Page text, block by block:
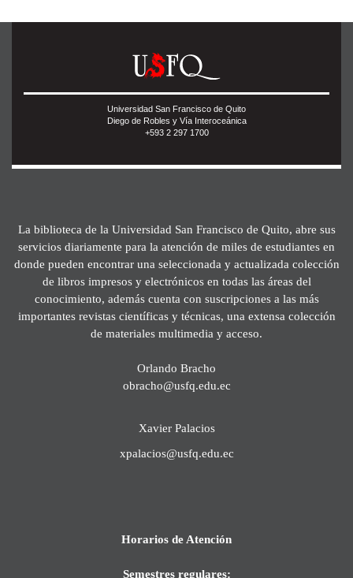
Universidad San Francisco de Quito
Diego de Robles y Vía Interoceánica
+593 2 297 1700
La biblioteca de la Universidad San Francisco de Quito, abre sus
servicios diariamente para la atención de miles de estudiantes en
donde pueden encontrar una seleccionada y actualizada colección
de libros impresos y electrónicos en todas las áreas del
conocimiento, además cuenta con suscripciones a las más
importantes revistas científicas y técnicas, una extensa colección
de materiales multimedia y acceso.
Orlando Bracho
obracho@usfq.edu.ec
Xavier Palacios
xpalacios@usfq.edu.ec
Horarios de Atención
Semestres regulares: